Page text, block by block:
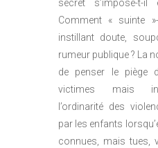
secret s’impose-t-
Comment « suinte
instillant doute,
rumeur publique ? La
de penser le piège
victimes mais
l’ordinarité des
par les enfants
connues, mais tues,